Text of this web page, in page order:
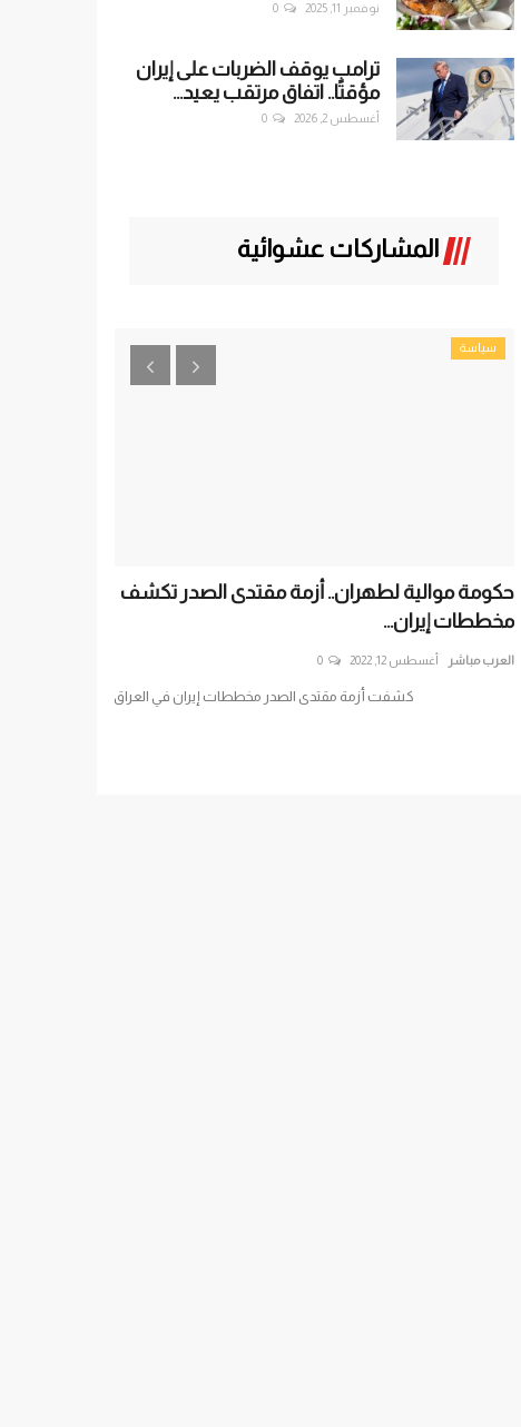
نوفمبر 11, 2025 0
ترامب يوقف الضربات على إيران
مؤقتًا.. اتفاق مرتقب يعيد...
أغسطس 2, 2026 0
المشاركات عشوائية
سياسة
حكومة موالية لطهران.. أزمة مقتدى الصدر تكشف
مخططات إيران...
العرب مباشر أغسطس 12, 2022 0
كشفت أزمة مقتدى الصدر مخططات إيران في العراق